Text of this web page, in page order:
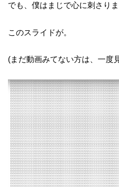
でも、僕はまじで心に刺さりま
このスライドが。
(まだ動画みてない方は、一度